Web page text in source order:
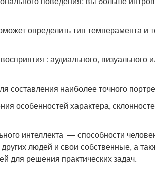
определить тип темперамента и
: аудиального, визуального
наиболее точного
особенностей характера,
интеллекта — способности
людей и свои собственные, а
для решения практических задач.